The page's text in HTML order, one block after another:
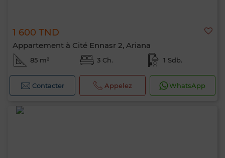
1 600 TND
Appartement à Cité Ennasr 2, Ariana
85 m² 3 Ch. 1 Sdb.
Contacter Appelez WhatsApp